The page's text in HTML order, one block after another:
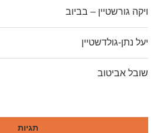
ויקה גורשטיין – בביוב
יעל נתן-גולדשטיין
שובל אביטוב
תגיות